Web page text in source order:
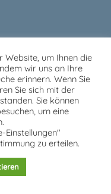
Kron
um Ihnen die
wir uns an Ihre
erinnern. Wenn Sie
Sie sich mit der
Sie können
um eine
Einstellungen"
zu erteilen.